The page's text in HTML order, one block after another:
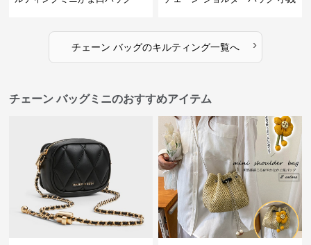
チェーン バッグのキルティング一覧へ ›
チェーン バッグミニのおすすめアイテム